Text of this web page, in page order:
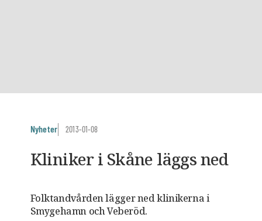
Nyheter 2013-01-08
Kliniker i Skåne läggs ned
Folktandvården lägger ned klinikerna i
Smygehamn och Veberöd.